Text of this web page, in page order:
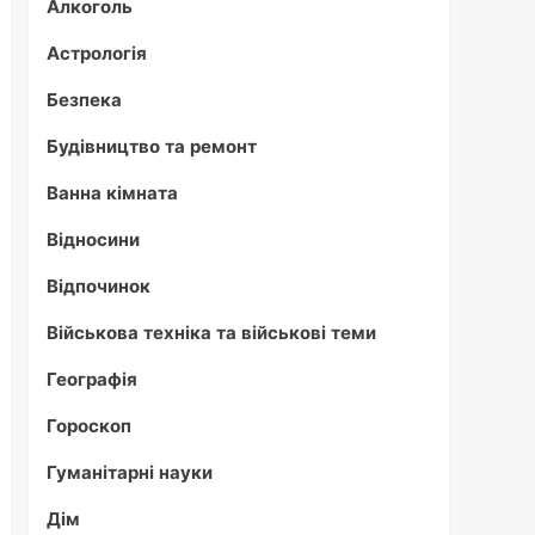
Алкоголь
Астрологія
Безпека
Будівництво та ремонт
Ванна кімната
Відносини
Відпочинок
Військова техніка та військові теми
Географія
Гороскоп
Гуманітарні науки
Дім